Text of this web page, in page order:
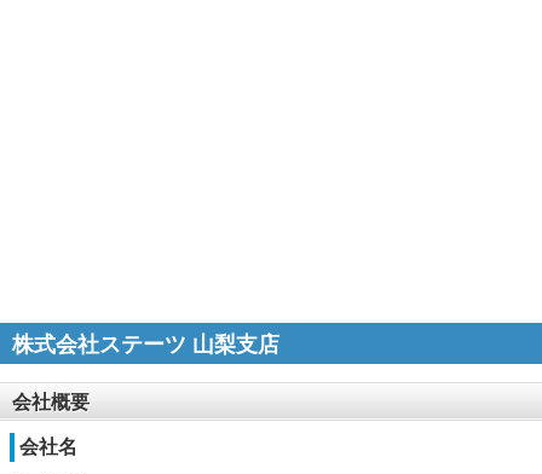
株式会社ステーツ 山梨支店
会社概要
会社名